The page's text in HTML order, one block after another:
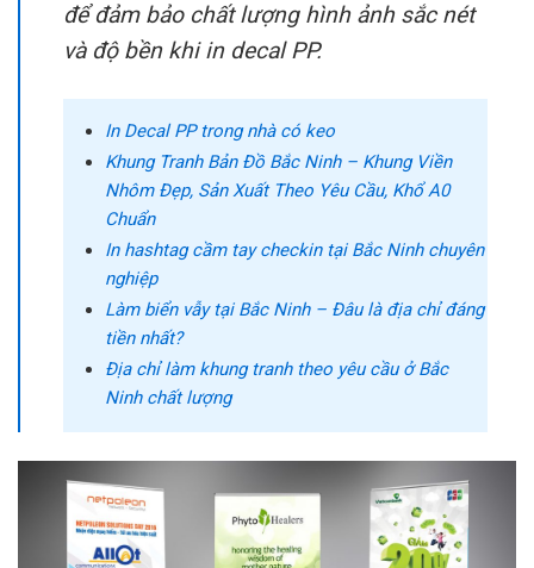
để đảm bảo chất lượng hình ảnh sắc nét
và độ bền khi in decal PP.
In Decal PP trong nhà có keo
Khung Tranh Bản Đồ Bắc Ninh – Khung Viền
Nhôm Đẹp, Sản Xuất Theo Yêu Cầu, Khổ A0
Chuẩn
In hashtag cầm tay checkin tại Bắc Ninh chuyên
nghiệp
Làm biển vẫy tại Bắc Ninh – Đâu là địa chỉ đáng
tiền nhất?
Địa chỉ làm khung tranh theo yêu cầu ở Bắc
Ninh chất lượng